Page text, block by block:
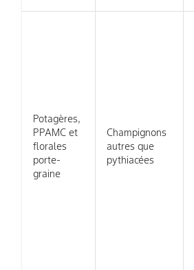
Potagères,
PPAMC et
florales
porte-
graine
Champignons
autres que
pythiacées